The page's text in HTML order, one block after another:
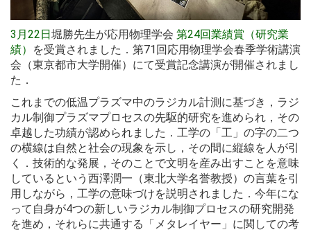
3月22日 堀勝先生が応用物理学会 第24回業績賞（研究業
績）
を受賞されました．第71回応用物理学会春季学術講演
会（東京都市大学開催）にて受賞記念講演が開催されまし
た．
これまでの低温プラズマ中のラジカル計測に基づき，ラジ
カル制御プラズマプロセスの先駆的研究を進められ，その
卓越した功績が認められました．工学の「工」の字の二つ
の横線は自然と社会の現象を示し，その間に縦線を人が引
く．技術的な発展，そのことで文明を産み出すことを意味
しているという西澤潤一（東北大学名誉教授）の言葉を引
用しながら，工学の意味づけを説明されました．今年にな
って自身が4つの新しいラジカル制御プロセスの研究開発
を進め，それらに共通する「メタレイヤー」に関しての考